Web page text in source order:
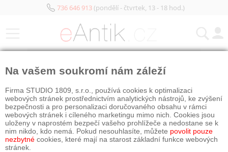
736 646 913(pondělí - čtvrtek, 13 - 18 hod.)
Na vašem soukromí nám záleží
Firma STUDIO 1809, s.r.o., používá cookies k optimalizaci
webových stránek prostřednictvím analytických nástrojů, ke zvýšení
bezpečnosti a pro personalizaci doručovaného obsahu v rámci
webových stránek i cíleného marketingu mimo nich. Cookies jsou
uloženy v naprostém bezpečí vašeho prohlížeče a nedostane se k
nim nikdo, kdo nemá. Pokud nesouhlasíte, můžete povolit pouze
nezbytné cookies, které mají na starost základní funkce webových
stránek.